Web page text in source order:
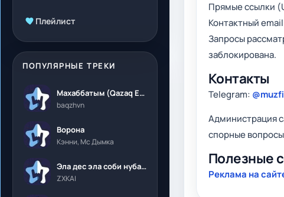
Плейлист
ПОПУЛЯРНЫЕ ТРЕКИ
Махаббатым (Qazaq Edition)
baqzhvn
Ворона
Кэнни, Мс Дымка
Эла дес эла соби нубалеприсон
ZXKAI
Прямые ссылки
Контактный
Запросы
заблокирована.
Контакты
Telegram:
Администрация
спорные
Полезные
Реклама на